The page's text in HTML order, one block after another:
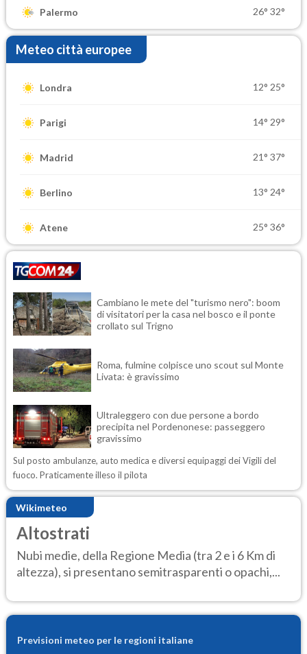
Palermo 26° 32°
Meteo città europee
Londra 12° 25°
Parigi 14° 29°
Madrid 21° 37°
Berlino 13° 24°
Atene 25° 36°
Cambiano le mete del "turismo nero": boom
di visitatori per la casa nel bosco e il ponte
crollato sul Trigno
Roma, fulmine colpisce uno scout sul Monte
Livata: è gravissimo
Ultraleggero con due persone a bordo
precipita nel Pordenonese: passeggero
gravissimo
Sul posto ambulanze, auto medica e diversi equipaggi dei Vigili del
fuoco. Praticamente illeso il pilota
Wikimeteo
Altostrati
Nubi medie, della Regione Media (tra 2 e i 6 Km di
altezza), si presentano semitrasparenti o opachi,...
Previsioni meteo per le regioni italiane